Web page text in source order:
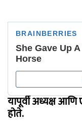
यापूर्वी अध्यक्ष
होते.